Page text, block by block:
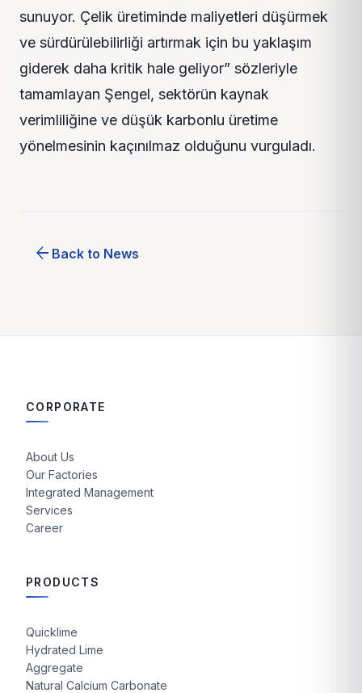
sunuyor. Çelik üretiminde maliyetleri düşürmek
ve sürdürülebilirliği artırmak için bu yaklaşım
giderek daha kritik hale geliyor” sözleriyle
tamamlayan Şengel, sektörün kaynak
verimliliğine ve düşük karbonlu üretime
yönelmesinin kaçınılmaz olduğunu vurguladı.
arrow_back Back to News
CORPORATE
About Us
Our Factories
Integrated Management
Services
Career
PRODUCTS
Quicklime
Hydrated Lime
Aggregate
Natural Calcium Carbonate